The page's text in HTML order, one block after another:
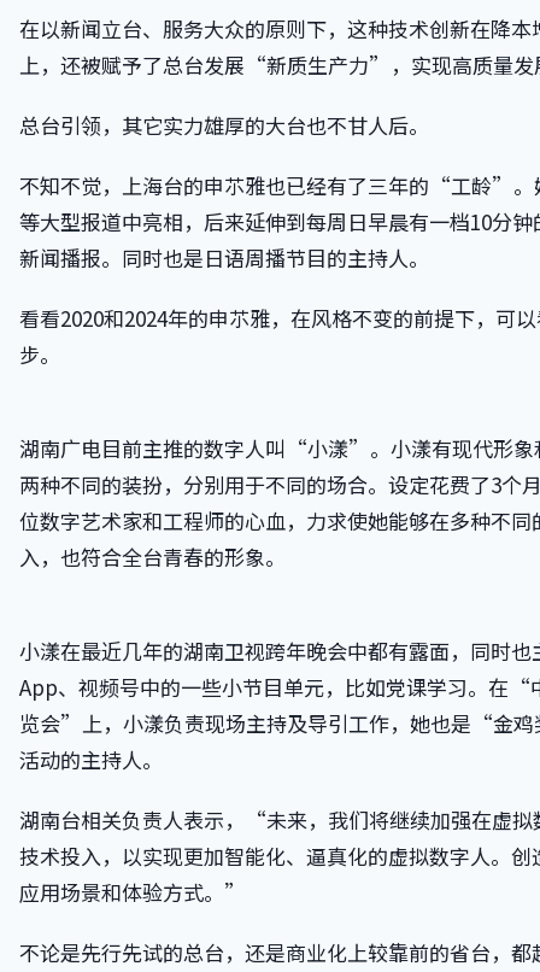
在以新闻立台、服务大众的原则下，这种技术创新在降本
上，还被赋予了总台发展“新质生产力”，实现高质量发
总台引领，其它实力雄厚的大台也不甘人后。
不知不觉，上海台的申䒕雅也已经有了三年的“工龄”。
等大型报道中亮相，后来延伸到每周日早晨有一档10分
新闻播报。同时也是日语周播节目的主持人。
看看2020和2024年的申䒕雅，在风格不变的前提下，可
步。
湖南广电目前主推的数字人叫“小漾”。小漾有现代形象
两种不同的装扮，分别用于不同的场合。设定花费了3个
位数字艺术家和工程师的心血，力求使她能够在多种不同
入，也符合全台青春的形象。
小漾在最近几年的湖南卫视跨年晚会中都有露面，同时也
App、视频号中的一些小节目单元，比如党课学习。在“
览会”上，小漾负责现场主持及导引工作，她也是“金
活动的主持人。
湖南台相关负责人表示，“未来，我们将继续加强在虚拟
技术投入，以实现更加智能化、逼真化的虚拟数字人。创
应用场景和体验方式。”
不论是先行先试的总台，还是商业化上较靠前的省台，都